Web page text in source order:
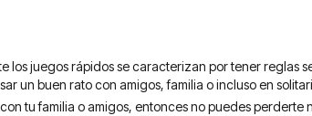
los juegos rápidos se caracterizan por tener reglas
un buen rato con amigos, familia o incluso en
tu familia o amigos, entonces no puedes perderte